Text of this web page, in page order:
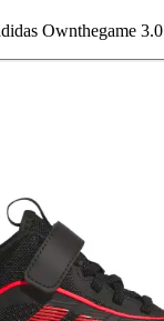
Ownthegame 3.0